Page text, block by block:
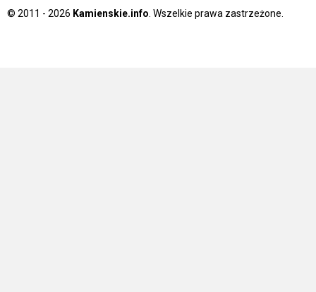
© 2011 - 2026 Kamienskie.info . Wszelkie prawa zastrzeżone.